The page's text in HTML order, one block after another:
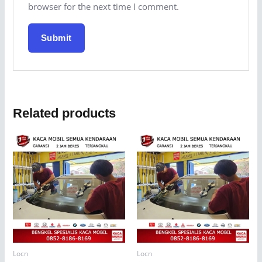
browser for the next time I comment.
Related products
Locn Locn